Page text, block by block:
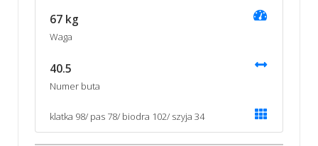
67 kg
Waga
40.5
Numer buta
klatka 98/ pas 78/ biodra 102/ szyja 34